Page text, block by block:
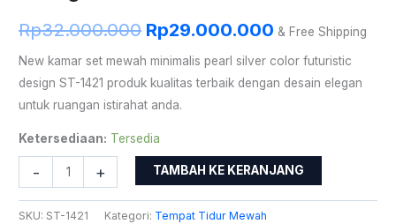
Rp32.000.000 Rp29.000.000 & Free Shipping
New kamar set mewah minimalis pearl silver color futuristic
design ST-1421 produk kualitas terbaik dengan desain elegan
untuk ruangan istirahat anda.
Ketersediaan: Tersedia
-
Futuristic
Design
ST-
1421
+ TAMBAH KE KERANJANG
SKU: ST-1421 Kategori: Tempat Tidur Mewah